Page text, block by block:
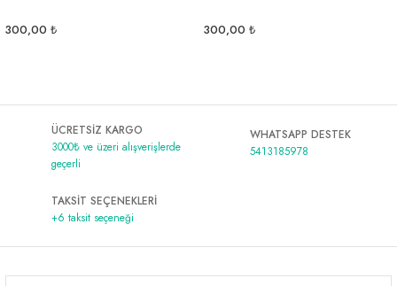
300,00 ₺ 300,00 ₺
ÜCRETSİZ KARGO
3000₺ ve üzeri alışverişlerde
geçerli
WHATSAPP DESTEK
5413185978
TAKSİT SEÇENEKLERİ
+6 taksit seçeneği